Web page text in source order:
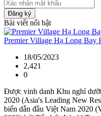
Đăng ký
Bài viết nổi bật
Premier Village Hạ Long Bay
18/05/2023
2,421
0
Được vinh danh Khu nghỉ
2020 (Asia's Leading New
biển dẫn đầu Việt Nam 2020